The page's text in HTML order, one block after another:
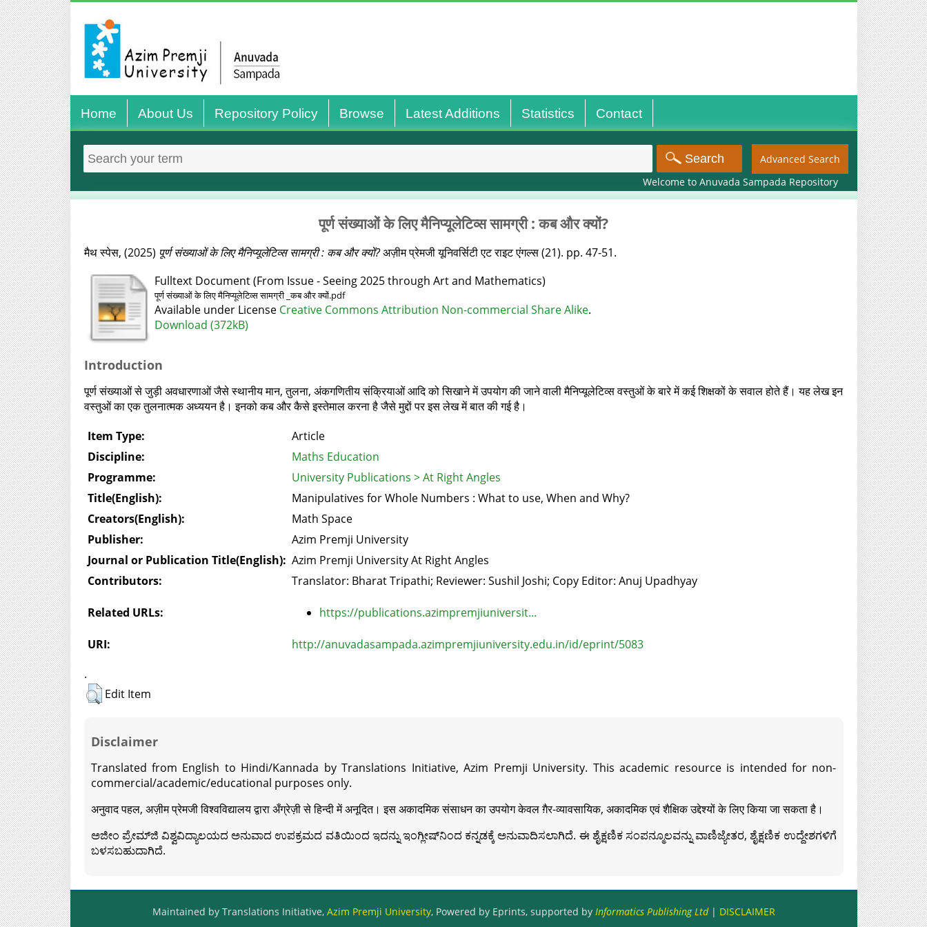
Home About Us Repository Policy Browse Latest Additions Statistics Contact
Advanced Search
Welcome to Anuvada Sampada Repository
पूर्ण संख्याओं के लिए मैनिप्‍यूलेटिव्‍स सामग्री : कब और क्यों?
मैथ स्पेस, (2025) पूर्ण संख्याओं के लिए मैनिप्‍यूलेटिव्‍स सामग्री : कब और क्यों?अज़ीम प्रेमजी यूनिवर्सिटी एट राइट एंगल्‍स (21). pp. 47-51.
Fulltext Document (From Issue - Seeing 2025 through Art and Mathematics)
पूर्ण संख्याओं के लिए मैनिप्‍यूलेटिव्‍स सामग्री _कब और क्यों.pdf
Available under License Creative Commons Attribution Non-commercial Share Alike.
Download (372kB)
Introduction
पूर्ण संख्याओं से जुड़ी अवधारणाओं जैसे स्थानीय मान, तुलना, अंकगणितीय संक्रियाओं आदि को सिखाने में उपयोग की जाने वाली मैनिप्‍यूलेटिव्‍स वस्तुओं के बारे में कई शिक्षकों के सवाल होते हैं। यह लेख इन
वस्तुओं का एक तुलनात्मक अध्ययन है। इनको कब और कैसे इस्तेमाल करना है जैसे मुद्दों पर इस लेख में बात की गई है।
Item Type:
Article
Discipline:
Maths Education
Programme:
University Publications > At Right Angles
Title(English):
Manipulatives for Whole Numbers : What to use, When and Why?
Creators(English):
Math Space
Publisher:
Azim Premji University
Journal or Publication Title(English): Azim Premji University At Right Angles
Contributors:
Translator: Bharat Tripathi; Reviewer: Sushil Joshi; Copy Editor: Anuj Upadhyay
Related URLs: https://publications.azimpremjiuniversit...
URI:
http://anuvadasampada.azimpremjiuniversity.edu.in/id/eprint/5083
.
Edit Item
Disclaimer
Translated from English to Hindi/Kannada by Translations Initiative, Azim Premji University. This academic resource is intended for non-
commercial/academic/educational purposes only.
अनुवाद पहल, अज़ीम प्रेमजी विश्वविद्यालय द्वारा अँग्रेज़ी से हिन्दी में अनूदित। इस अकादमिक संसाधन का उपयोग केवल ग़ैर-व्यावसायिक, अकादमिक एवं शैक्षिक उद्देश्यों के लिए किया जा सकता है।
ಅಜೀಂ ಪ್ರೇಮ್‍ಜಿ ವಿಶ್ವವಿದ್ಯಾಲಯದ ಅನುವಾದ ಉಪಕ್ರಮದ ವತಿಯಿಂದ ಇದನ್ನು ಇಂಗ್ಲೀಷ್‍ನಿಂದ ಕನ್ನಡಕ್ಕೆ ಅನುವಾದಿಸಲಾಗಿದೆ. ಈ ಶೈಕ್ಷಣಿಕ ಸಂಪನ್ಮೂಲವನ್ನು ವಾಣಿಜ್ಯೇತರ, ಶೈಕ್ಷಣಿಕ ಉದ್ದೇಶಗಳಿಗೆ
ಬಳಸಬಹುದಾಗಿದೆ.
Maintained by Translations Initiative, Azim Premji University, Powered by Eprints, supported by Informatics Publishing Ltd| DISCLAIMER